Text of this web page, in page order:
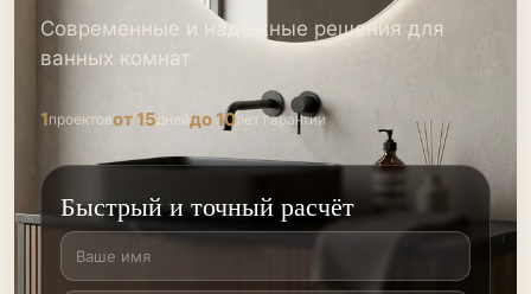
Современные и надежные решения для
ванных комнат
1проектовот 15днейдо 10 лет гарантии
Быстрый и точный расчёт